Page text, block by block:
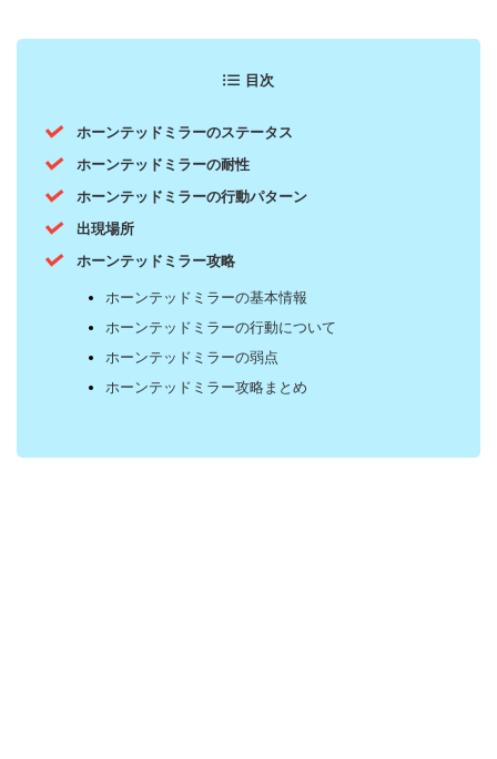
目次
ホーンテッドミラーのステータス
ホーンテッドミラーの耐性
ホーンテッドミラーの行動パターン
出現場所
ホーンテッドミラー攻略
ホーンテッドミラーの基本情報
ホーンテッドミラーの行動について
ホーンテッドミラーの弱点
ホーンテッドミラー攻略まとめ